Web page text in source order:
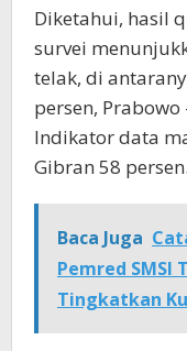
Diketahui, hasil
survei
telak, di
persen, Prabowo
Indikator data
Gibran 58 persen.
Baca Juga
Pemred SMSI
Tingkatkan